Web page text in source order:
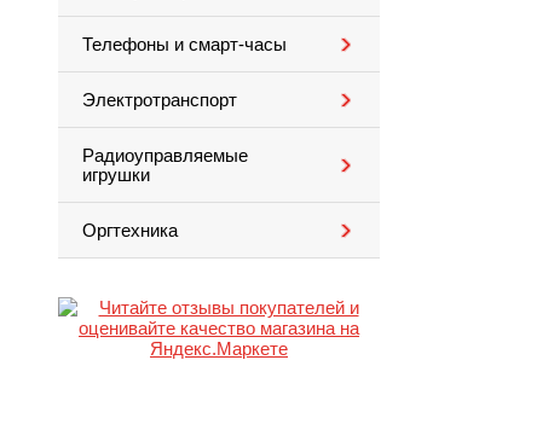
Телефоны и смарт-часы
Электротранспорт
Радиоуправляемые
игрушки
Оргтехника